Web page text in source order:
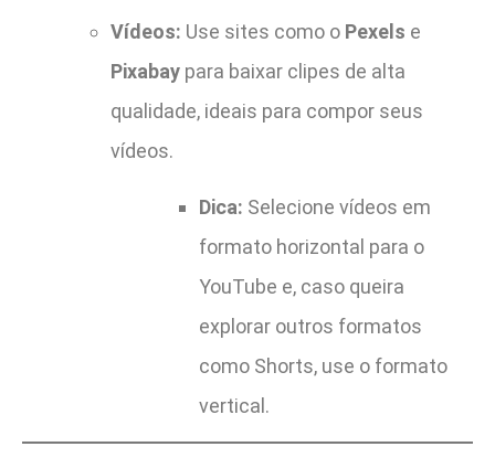
Vídeos: Use sites como o Pexels e
Pixabay para baixar clipes de alta
qualidade, ideais para compor seus
vídeos.
Dica: Selecione vídeos em
formato horizontal para o
YouTube e, caso queira
explorar outros formatos
como Shorts, use o formato
vertical.